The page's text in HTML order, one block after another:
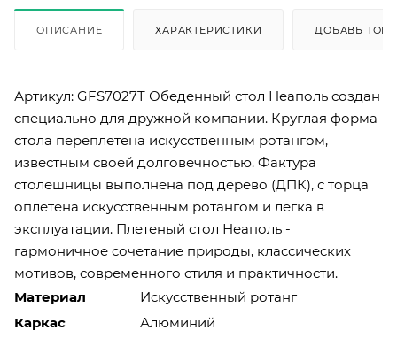
ОПИСАНИЕ ХАРАКТЕРИСТИКИ ДОБАВЬ
Артикул: GFS7027T Обеденный стол Неаполь создан
специально для дружной компании. Круглая форма
стола переплетена искусственным ротангом,
известным своей долговечностью. Фактура
столешницы выполнена под дерево (ДПК), с торца
оплетена искусственным ротангом и легка в
эксплуатации. Плетеный стол Неаполь -
гармоничное сочетание природы, классических
мотивов, современного стиля и практичности.
Материал
Искусственный ротанг
Каркас
Алюминий